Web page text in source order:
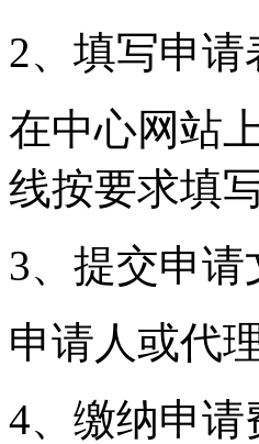
2、填写申请
在中心网站
线按要求填
3、提交申请
申请人或代
4、缴纳申请